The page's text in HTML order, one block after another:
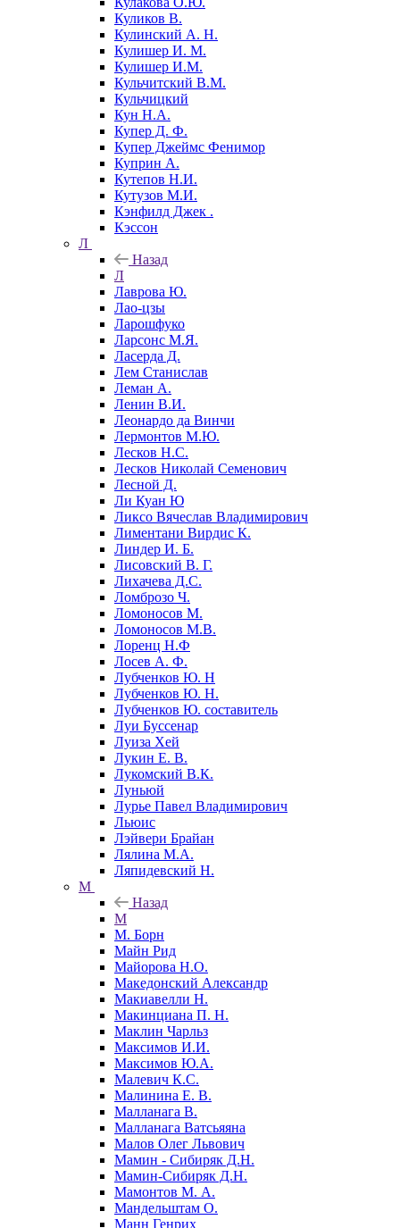
Куликов В.
Кулинский А. Н.
Кулишер И. М.
Кулишер И.М.
Кульчитский В.М.
Кульчицкий
Кун Н.А.
Купер Д. Ф.
Купер Джеймс Фенимор
Куприн А.
Кутепов Н.И.
Кутузов М.И.
Кэнфилд Джек .
Кэссон
Л
Назад
Л
Лаврова Ю.
Лао-цзы
Ларошфуко
Ларсонс М.Я.
Ласерда Д.
Лем Станислав
Леман А.
Ленин В.И.
Леонардо да Винчи
Лермонтов М.Ю.
Лесков Н.С.
Лесков Николай Семенович
Лесной Д.
Ли Куан Ю
Ликсо Вячеслав Владимирович
Лиментани Вирдис К.
Линдер И. Б.
Лисовский В. Г.
Лихачева Д.С.
Ломброзо Ч.
Ломоносов М.
Ломоносов М.В.
Лоренц Н.Ф
Лосев А. Ф.
Лубченков Ю. Н
Лубченков Ю. Н.
Лубченков Ю. составитель
Луи Буссенар
Луиза Хей
Лукин Е. В.
Лукомский В.К.
Луньюй
Лурье Павел Владимирович
Льюис
Лэйвери Брайан
Лялина М.А.
Ляпидевский Н.
М
Назад
М
М. Борн
Майн Рид
Майорова Н.О.
Македонский Александр
Макиавелли Н.
Макинциана П. Н.
Маклин Чарльз
Максимов И.И.
Максимов Ю.А.
Малевич К.С.
Малинина Е. В.
Малланага В.
Малланага Ватсьяяна
Малов Олег Львович
Мамин - Сибиряк Д.Н.
Мамин-Сибиряк Д.Н.
Мамонтов М. А.
Мандельштам О.
Манн Генрих